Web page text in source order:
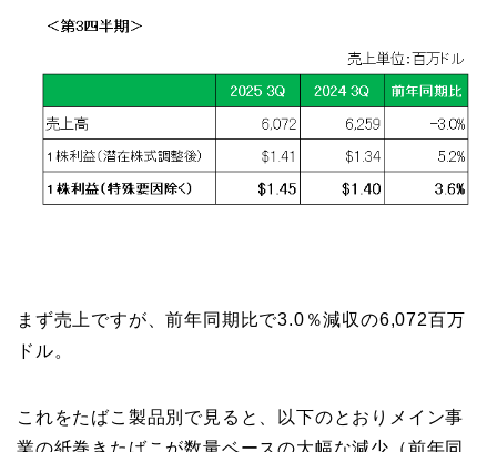
まず売上ですが、前年同期比で3.0％減収の6,072百万
ドル。
これをたばこ製品別で見ると、以下のとおりメイン事
業の紙巻きたばこが数量ベースの大幅な減少（前年同